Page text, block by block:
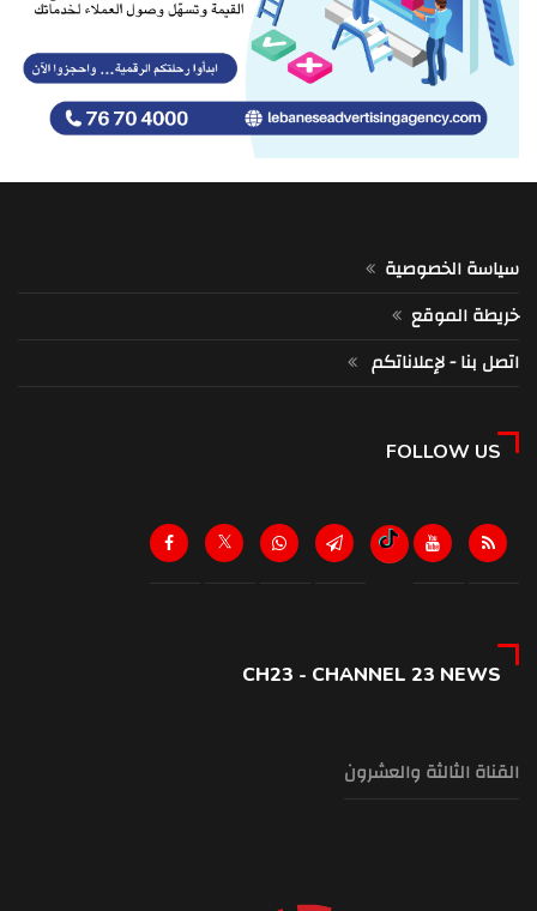
سياسة الخصوصية
خريطة الموقع
اتصل بنا - لإعلاناتكم
FOLLOW US
CH23 - CHANNEL 23 NEWS
القناة الثالثة والعشرون